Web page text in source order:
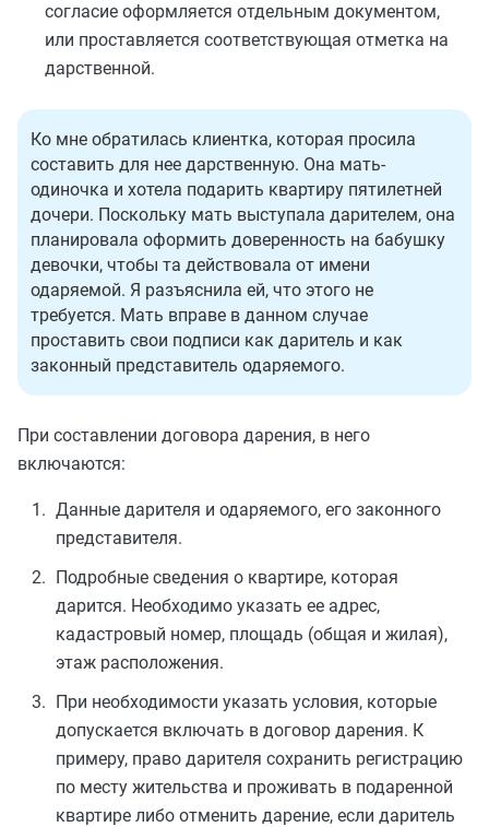
согласие оформляется отдельным документом,
или проставляется соответствующая отметка на
дарственной.
Ко мне обратилась клиентка, которая просила
составить для нее дарственную. Она мать-
одиночка и хотела подарить квартиру пятилетней
дочери. Поскольку мать выступала дарителем, она
планировала оформить доверенность на бабушку
девочки, чтобы та действовала от имени
одаряемой. Я разъяснила ей, что этого не
требуется. Мать вправе в данном случае
проставить свои подписи как даритель и как
законный представитель одаряемого.
При составлении договора дарения, в него
включаются:
Данные дарителя и одаряемого, его законного
представителя.
Подробные сведения о квартире, которая
дарится. Необходимо указать ее адрес,
кадастровый номер, площадь (общая и жилая),
этаж расположения.
При необходимости указать условия, которые
допускается включать в договор дарения. К
примеру, право дарителя сохранить регистрацию
по месту жительства и проживать в подаренной
квартире либо отменить дарение, если даритель